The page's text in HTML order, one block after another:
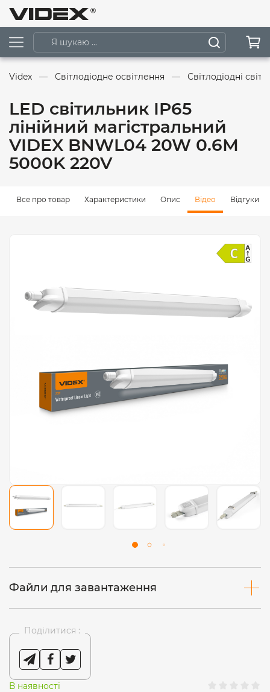
Videx Світлодіодне освітлення Світлодіодні
LED світильник IP65
лінійний магістральний
VIDEX BNWL04 20W 0.6М
5000K 220V
Все про товар Характеристики Опис Відео Відгуки (0)
Файли для завантаження
Поділитися :
В наявності